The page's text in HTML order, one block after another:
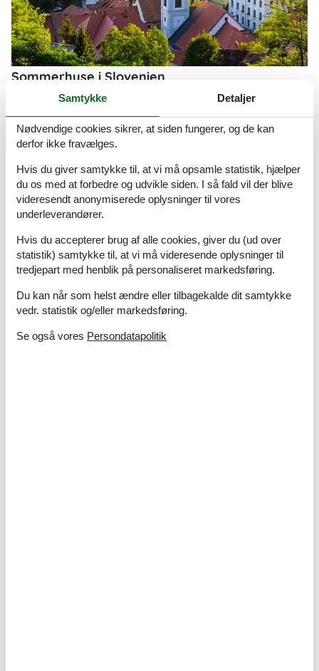
Sommerhuse i Slovenien
Slovenien er landet for alle, der kan lide at være aktiv og gå på
landskab lige fra badestrande til bjerge, store skove og
vinmarker. Besøg de underjordiske grotter, hvor hulebjørnene
boede, og lad jer betage af smukke kirker og slotte.
OmOslo
Samtykke Detaljer
Nødvendige cookies sikrer, at siden fungerer, og de kan
derfor ikke fravælges.
Hvis du giver samtykke til, at vi må opsamle statistik, hjælper
du os med at forbedre og udvikle siden. I så fald vil der blive
videresendt anonymiserede oplysninger til vores
underleverandører.
Hvis du accepterer brug af alle cookies, giver du (ud over
statistik) samtykke til, at vi må videresende oplysninger til
tredjepart med henblik på personaliseret markedsføring.
Du kan når som helst ændre eller tilbagekalde dit samtykke
vedr. statistik og/eller markedsføring.
Se også vores Persondatapolitik